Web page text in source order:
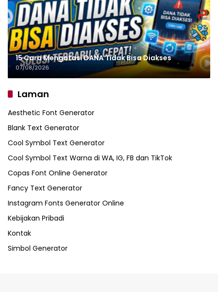
15 Cara Mengatasi DANA Tidak Bisa Diakses
07/08/2026
Laman
Aesthetic Font Generator
Blank Text Generator
Cool Symbol Text Generator
Cool Symbol Text Warna di WA, IG, FB dan TikTok
Copas Font Online Generator
Fancy Text Generator
Instagram Fonts Generator Online
Kebijakan Pribadi
Kontak
Simbol Generator